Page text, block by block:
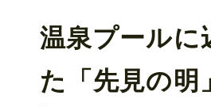
温泉プールに
た「先見の明」